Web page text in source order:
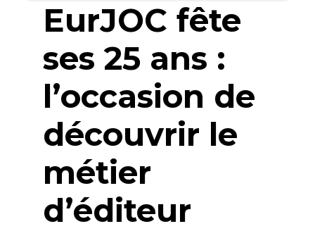
EurJOC fête
ses 25 ans :
l’occasion de
découvrir le
métier
d’éditeur